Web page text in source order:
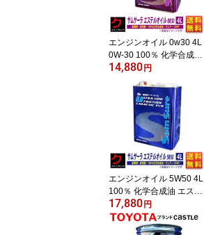
ターオイル キャッスル
カローラ ヤリス
エンジンオイル 0w30 4L
0W-30 100％ 化学合成油
100%化学合成油 エステ
ル 配合 エステル配合 サ
ムサーラ EPV お得 お買
い得 レース サーキット
スポーツ走行 高回転 エ
ンジン保護 高性能 送料
無料 (沖縄・離島以外) S
N 同送不可
14,880 円
エンジンオイル 5W50 4L
100％ 化学合成油 エステ
ル 配合 エステル配合 10
0％化学合成油 5w-50 高
性能 サムサーラ EVH SN
17,880 円